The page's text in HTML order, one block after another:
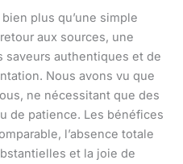
plus qu’une simple
aux sources, une
saveurs authentiques et de
Nous avons vu que
ne nécessitant que des
de patience. Les bénéfices
l’absence totale
et la joie de